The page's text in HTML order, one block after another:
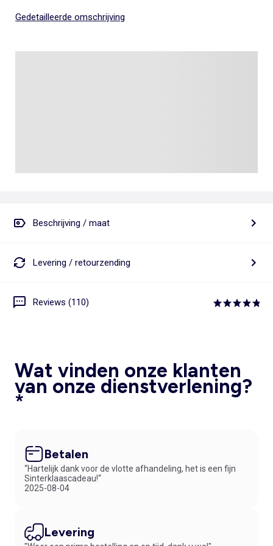
Gedetailleerde omschrijving
Beschrijving / maat
Levering / retourzending
Reviews (110)
Wat vinden onze klanten
van onze dienstverlening?
*
Betalen
“Hartelijk dank voor de vlotte afhandeling, het is een fijn
Sinterklaascadeau!“
2025-08-04
Levering